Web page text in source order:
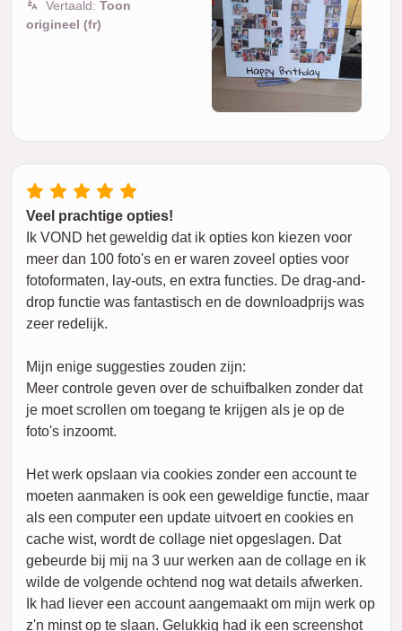
Vertaald: Toon
origineel (fr)
Veel prachtige opties!
Ik VOND het geweldig dat ik opties kon kiezen voor
meer dan 100 foto's en er waren zoveel opties voor
fotoformaten, lay-outs, en extra functies. De drag-and-
drop functie was fantastisch en de downloadprijs was
zeer redelijk.
Mijn enige suggesties zouden zijn:
Meer controle geven over de schuifbalken zonder dat
je moet scrollen om toegang te krijgen als je op de
foto's inzoomt.
Het werk opslaan via cookies zonder een account te
moeten aanmaken is ook een geweldige functie, maar
als een computer een update uitvoert en cookies en
cache wist, wordt de collage niet opgeslagen. Dat
gebeurde bij mij na 3 uur werken aan de collage en ik
wilde de volgende ochtend nog wat details afwerken.
Ik had liever een account aangemaakt om mijn werk op
z'n minst op te slaan. Gelukkig had ik een screenshot